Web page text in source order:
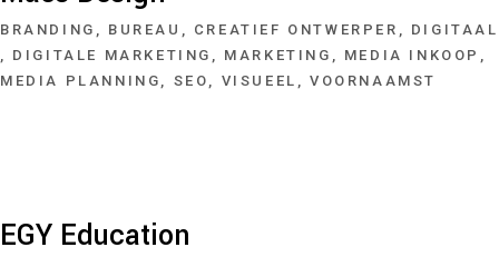
BRANDING BUREAU CREATIEF ONTWERPER
DIGITAAL
DIGITALE MARKETING
MARKETING
MEDIA INKOOP
MEDIA PLANNING
SEO VISUEEL VOORNAAMST
EGY Education